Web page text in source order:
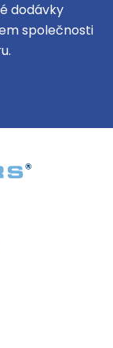
dodávky
společnosti